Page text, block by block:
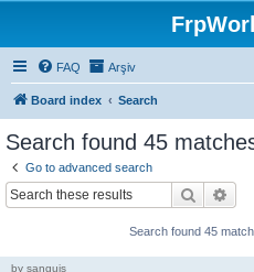
FAQ Arşiv
Board index Search
Search found 45
Go to advanced search
Search
Search found 45
by sanguis